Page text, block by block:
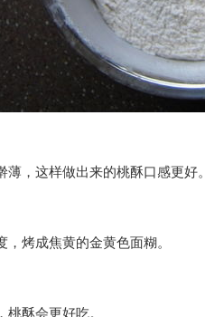
，这样做出来的桃酥口感更好。
烤成焦黄的金黄色面糊。
酥会更好吃。